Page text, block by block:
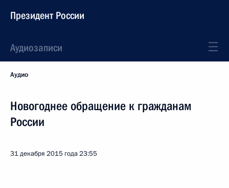
Президент России
Аудиозаписи
Аудио
Новогоднее обращение к гражданам
России
31 декабря 2015 года23:55